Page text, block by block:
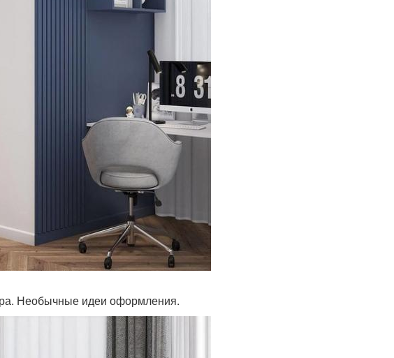
Необычные идеи оформления.